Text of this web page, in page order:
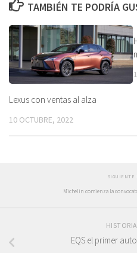
TAMBIÉN TE PODRÍA
Lexus con ventas al alza
10 OCTUBRE, 2022
SIGUIENTE
Michelin comienza la
EQS el primer